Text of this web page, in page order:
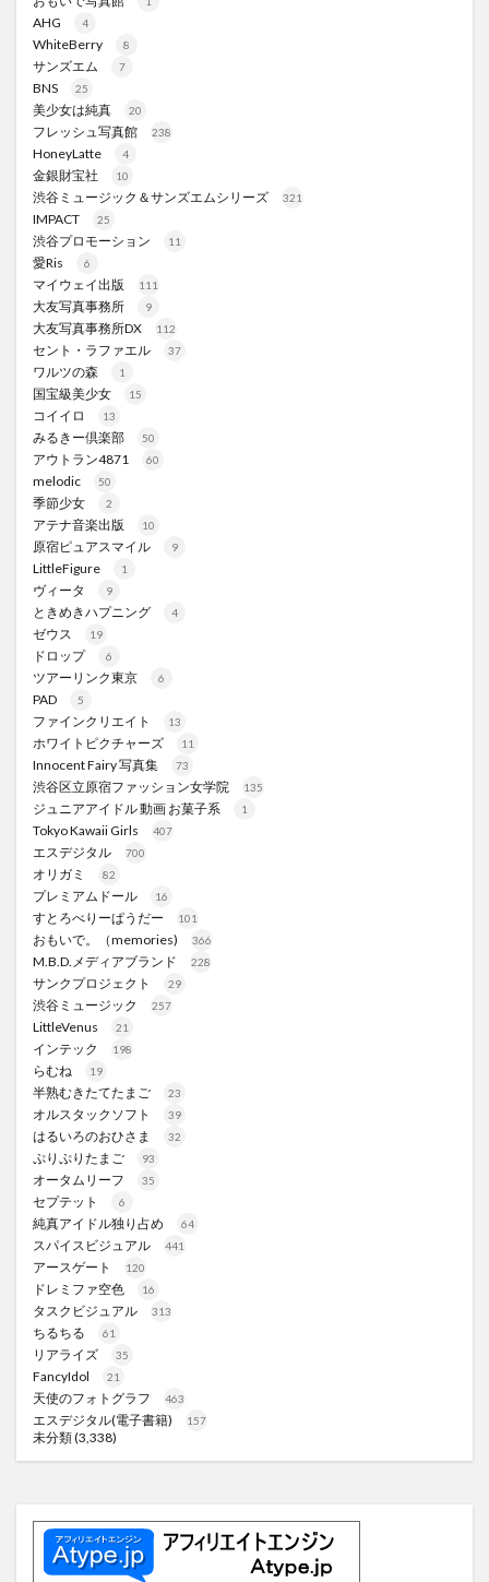
AHG 4
WhiteBerry 8
サンズエム 7
BNS 25
美少女は純真 20
フレッシュ写真館 238
HoneyLatte 4
金銀財宝社 10
渋谷ミュージック＆サンズエムシリーズ 321
IMPACT 25
渋谷プロモーション 11
愛Ris 6
マイウェイ出版 111
大友写真事務所 9
大友写真事務所DX 112
セント・ラファエル 37
ワルツの森 1
国宝級美少女 15
コイイロ 13
みるきー倶楽部 50
アウトラン4871 60
melodic 50
季節少女 2
アテナ音楽出版 10
原宿ピュアスマイル 9
LittleFigure 1
ヴィータ 9
ときめきハプニング 4
ゼウス 19
ドロップ 6
ツアーリンク東京 6
PAD 5
ファインクリエイト 13
ホワイトピクチャーズ 11
Innocent Fairy 写真集 73
渋谷区立原宿ファッション女学院 135
ジュニアアイドル 動画 お菓子系 1
Tokyo Kawaii Girls 407
エスデジタル 700
オリガミ 82
プレミアムドール 16
すとろべりーぱうだー 101
おもいで。（memories) 366
M.B.D.メディアブランド 228
サンクプロジェクト 29
渋谷ミュージック 257
LittleVenus 21
インテック 198
らむね 19
半熟むきたてたまご 23
オルスタックソフト 39
はるいろのおひさま 32
ぷりぷりたまご 93
オータムリーフ 35
セプテット 6
純真アイドル独り占め 64
スパイスビジュアル 441
アースゲート 120
ドレミファ空色 16
タスクビジュアル 313
ちるちる 61
リアライズ 35
FancyIdol 21
天使のフォトグラフ 463
エスデジタル(電子書籍) 157
未分類(3,338)